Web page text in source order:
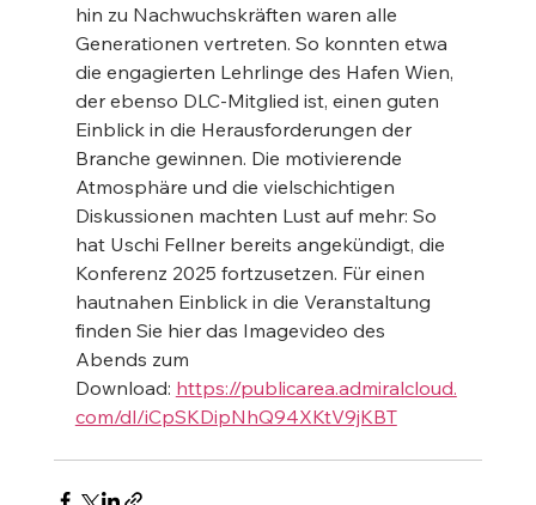
hin zu Nachwuchskräften waren alle
Generationen vertreten. So konnten etwa
die engagierten Lehrlinge des Hafen Wien,
der ebenso DLC-Mitglied ist, einen guten
Einblick in die Herausforderungen der
Branche gewinnen. Die motivierende
Atmosphäre und die vielschichtigen
Diskussionen machten Lust auf mehr: So
hat Uschi Fellner bereits angekündigt, die
Konferenz 2025 fortzusetzen. Für einen
hautnahen Einblick in die Veranstaltung
finden Sie hier das Imagevideo des
Abends zum
Download: https://publicarea.admiralcloud.
com/dl/iCpSKDipNhQ94XKtV9jKBT